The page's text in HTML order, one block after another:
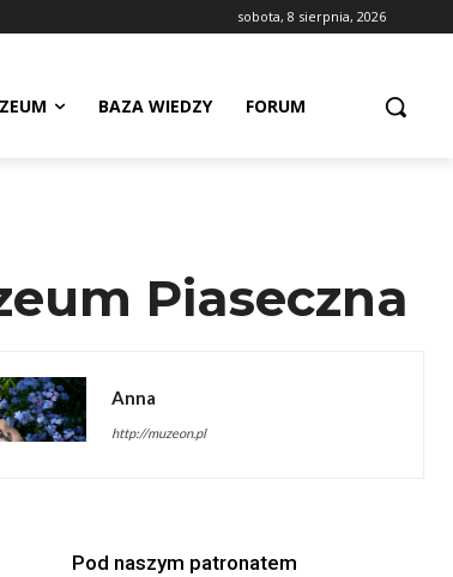
sobota, 8 sierpnia, 2026
BAZA WIEDZY FORUM
Piaseczna
Anna
http://muzeon.pl
Pod naszym patronatem